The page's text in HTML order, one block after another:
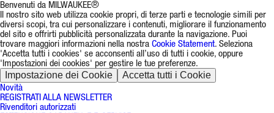
Benvenuti da MILWAUKEE®
Il nostro sito web utilizza cookie propri, di terze parti e tecnologie simili per
diversi scopi, tra cui personalizzare i contenuti, migliorare il funzionamento
del sito e offrirti pubblicità personalizzata durante la navigazione. Puoi
trovare maggiori informazioni nella nostra Cookie Statement. Seleziona
'Accetta tutti i cookies' se acconsenti all’uso di tutti i cookie, oppure
'Impostazioni dei cookies' per gestire le tue preferenze.
Impostazione dei Cookie Accetta tutti i Cookie
Novità
REGISTRATI ALLA NEWSLETTER
Rivenditori autorizzati